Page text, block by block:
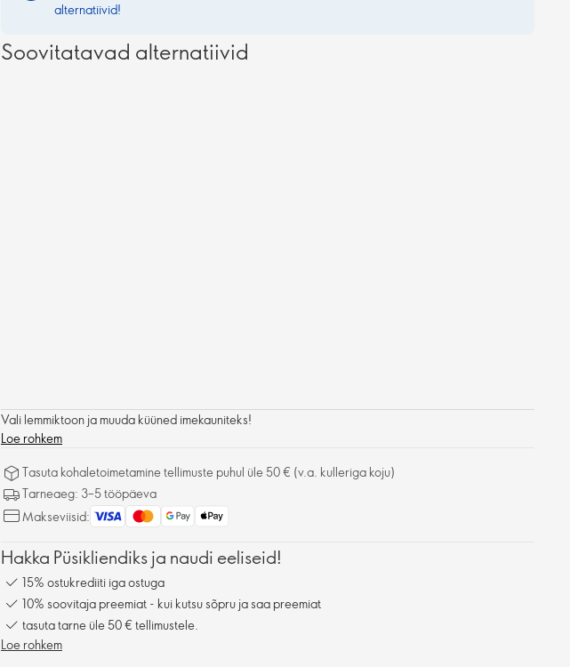
alternatiivid!
Soovitatavad alternatiivid
Vali lemmiktoon ja muuda küüned imekauniteks!
Loe rohkem
Tasuta kohaletoimetamine tellimuste puhul üle 50 € (v.a. kulleriga koju)
Tarneaeg: 3–5 tööpäeva
Makseviisid:
Hakka Püsikliendiks ja naudi eeliseid!
15% ostukrediiti iga ostuga
10% soovitaja preemiat - kui kutsu sõpru ja saa preemiat
tasuta tarne üle 50 € tellimustele.
Loe rohkem